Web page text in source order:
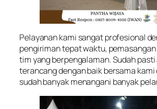
Pelayanan kami sangat profesional
pengiriman tepat waktu,
tim yang berpengalaman. Sudah
terancang dengan baik bersama kami
sudah banyak menangani banyak